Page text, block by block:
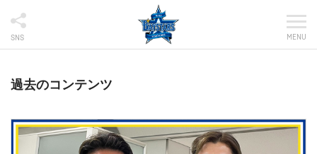
SNS MENU
過去のコンテンツ